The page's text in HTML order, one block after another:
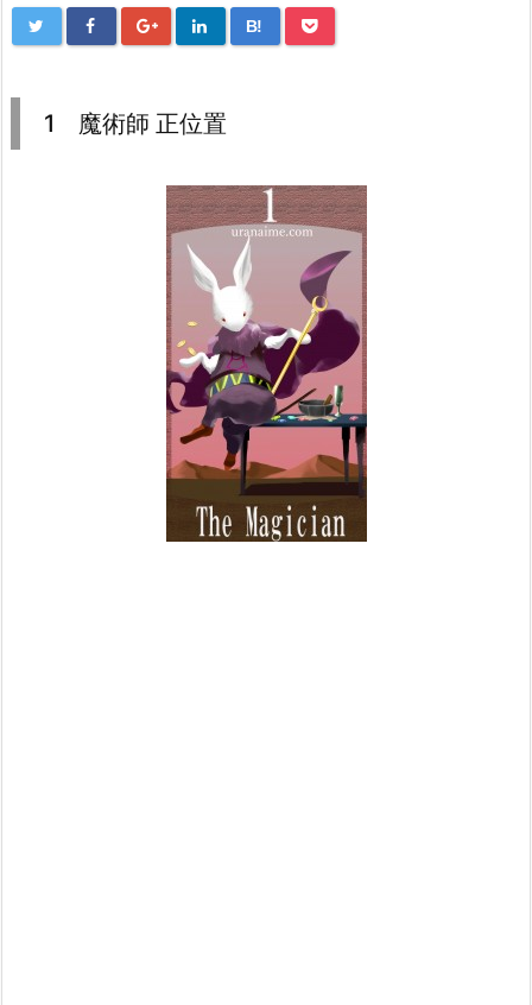
B!
1 魔術師 正位置